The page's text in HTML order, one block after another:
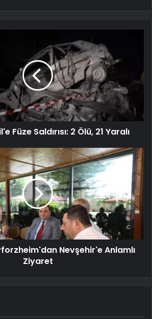
Füze Saldırısı: 2 Ölü, 21 Yaralı
Nevşehir'e Anlamlı
Ziyaret